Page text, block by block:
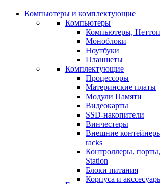
Компьютеры и комплектующие
Компьютеры
Компьютеры,
Моноблоки
Ноутбуки
Планшеты
Комплектующие
Процессоры
Материнские платы
Модули Памяти
Видеокарты
SSD-накопители
Винчестеры
Внешние
racks
Контроллеры,
Station
Блоки питания
Корпуса и